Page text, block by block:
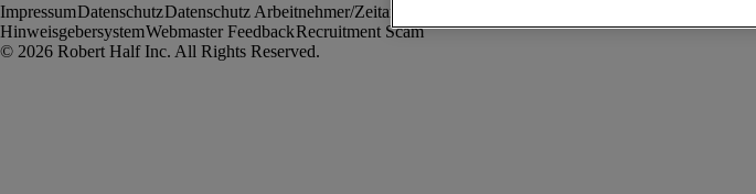
ImpressumDatenschutzDatenschutz Arbeitnehmer/Zeitarbeitskräfte
HinweisgebersystemWebmaster FeedbackRecruitment Scam